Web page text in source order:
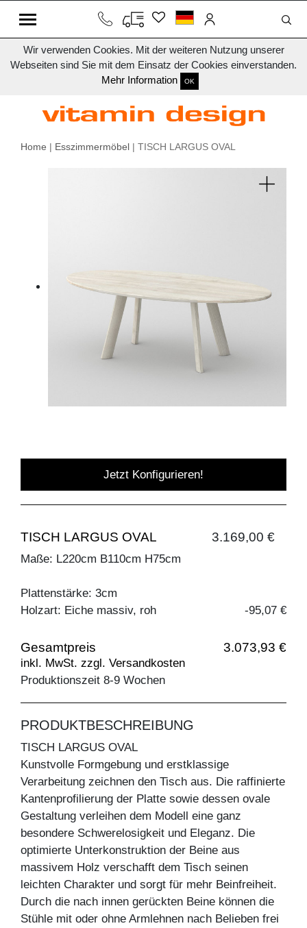
Wir verwenden Cookies. Mit der weiteren Nutzung unserer
Webseiten sind Sie mit dem Einsatz der Cookies einverstanden.
Mehr Information
OK
Home | Esszimmermöbel | TISCH LARGUS OVAL
Jetzt Konfigurieren!
TISCH LARGUS OVAL 3.169,00 €
Maße: L220cm B110cm H75cm
Plattenstärke: 3cm
Holzart: Eiche massiv, roh
-95,07 €
Gesamtpreis 3.073,93 €
inkl. MwSt. zzgl. Versandkosten
Produktionszeit 8-9 Wochen
PRODUKTBESCHREIBUNG
TISCH LARGUS OVAL
Kunstvolle Formgebung und erstklassige
Verarbeitung zeichnen den Tisch aus. Die raffinierte
Kantenprofilierung der Platte sowie dessen ovale
Gestaltung verleihen dem Modell eine ganz
besondere Schwerelosigkeit und Eleganz. Die
optimierte Unterkonstruktion der Beine aus
massivem Holz verschafft dem Tisch seinen
leichten Charakter und sorgt für mehr Beinfreiheit.
Durch die nach innen gerückten Beine können die
Stühle mit oder ohne Armlehnen nach Belieben frei